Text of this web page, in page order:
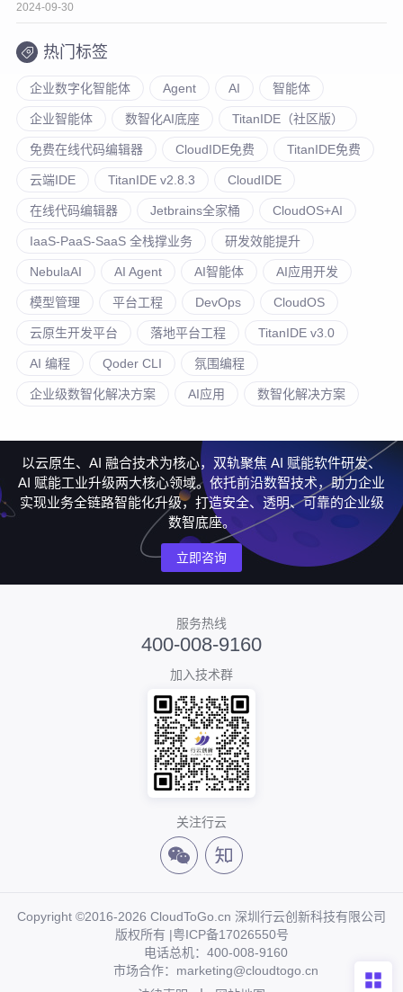
2024-09-30
热门标签
企业数字化智能体 Agent AI 智能体
企业智能体 数智化AI底座 TitanIDE（社区版）
免费在线代码编辑器 CloudIDE免费 TitanIDE免费
云端IDE TitanIDE v2.8.3 CloudIDE
在线代码编辑器 Jetbrains全家桶 CloudOS+AI
IaaS-PaaS-SaaS 全栈撑业务 研发效能提升
NebulaAI AI Agent AI智能体 AI应用开发
模型管理 平台工程 DevOps CloudOS
云原生开发平台 落地平台工程 TitanIDE v3.0
AI 编程 Qoder CLI 氛围编程
企业级数智化解决方案 AI应用 数智化解决方案
以云原生、AI 融合技术为核心，双轨聚焦 AI 赋能软件研发、
AI 赋能工业升级两大核心领域。依托前沿数智技术，助力企业
实现业务全链路智能化升级，打造安全、透明、可靠的企业级
数智底座。
立即咨询
服务热线
400-008-9160
加入技术群
关注行云
Copyright ©2016-2026 CloudToGo.cn 深圳行云创新科技有限公司
版权所有 |粤ICP备17026550号
电话总机：400-008-9160
市场合作：marketing@cloudtogo.cn